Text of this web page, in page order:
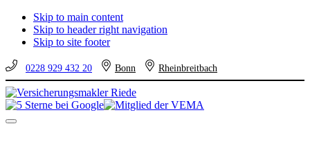
Skip to main content
Skip to header right navigation
Skip to site footer
0228 929 432 20 Bonn Rheinbreitbach
Versicherungsmakler
Riede
Versicherungen
vom
Menu